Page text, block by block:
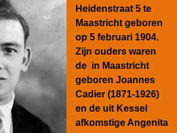
Heidenstraat 5 te
Maastricht geboren
op 5 februari 1904.
Zijn ouders waren
de in Maastricht
geboren Joannes
Cadier (1871-1926)
en de uit Kessel
afkomstige Angenita